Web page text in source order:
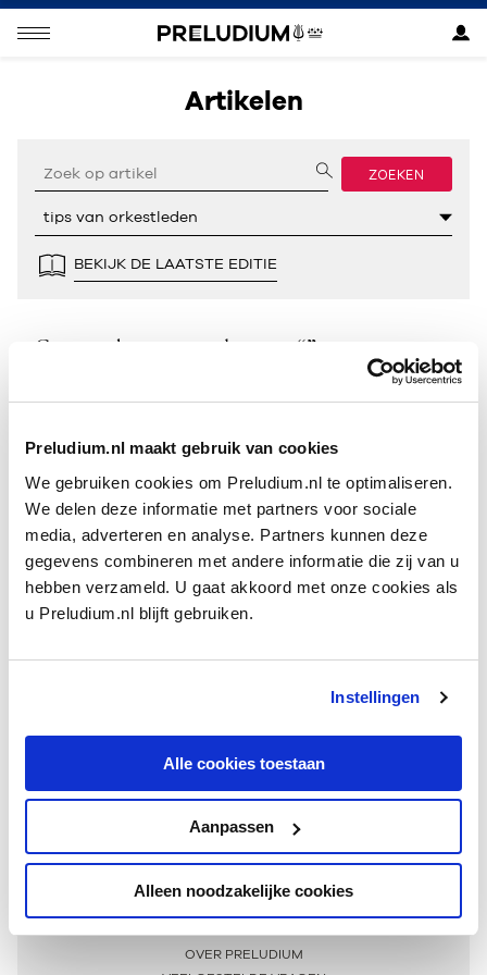
Preludium.nl maakt gebruik van cookies
We gebruiken cookies om Preludium.nl te optimaliseren.
We delen deze informatie met partners voor sociale
media, adverteren en analyse. Partners kunnen deze
gegevens combineren met andere informatie die zij van u
hebben verzameld. U gaat akkoord met onze cookies als
u Preludium.nl blijft gebruiken.
Instellingen
Alle cookies toestaan
Aanpassen
Alleen noodzakelijke cookies
Artikelen
ZOEKEN
BEKIJK DE LAATSTE EDITIE
Geen resultaten gevonden voor “”.
Meer informatie
OVER PRELUDIUM